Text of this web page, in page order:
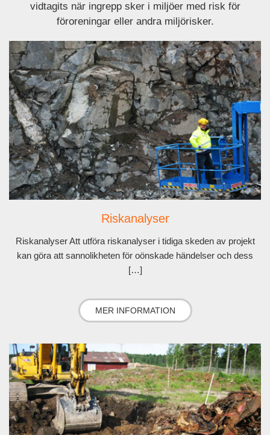
vidtagits när ingrepp sker i miljöer med risk för
föroreningar eller andra miljörisker.
Riskanalyser
Riskanalyser Att utföra riskanalyser i tidiga skeden av projekt
kan göra att sannolikheten för oönskade händelser och dess
[…]
MER INFORMATION